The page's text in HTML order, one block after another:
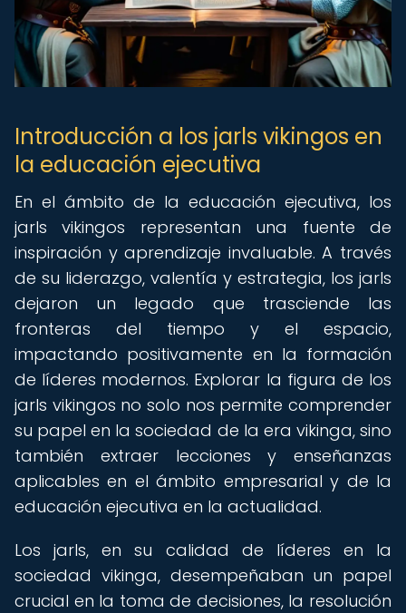
Introducción a los jarls vikingos en
la educación ejecutiva
En el ámbito de la educación ejecutiva, los
jarls vikingos representan una fuente de
inspiración y aprendizaje invaluable. A través
de su liderazgo, valentía y estrategia, los jarls
dejaron un legado que trasciende las
fronteras del tiempo y el espacio,
impactando positivamente en la formación
de líderes modernos. Explorar la figura de los
jarls vikingos no solo nos permite comprender
su papel en la sociedad de la era vikinga, sino
también extraer lecciones y enseñanzas
aplicables en el ámbito empresarial y de la
educación ejecutiva en la actualidad.
Los jarls, en su calidad de líderes en la
sociedad vikinga, desempeñaban un papel
crucial en la toma de decisiones, la resolución